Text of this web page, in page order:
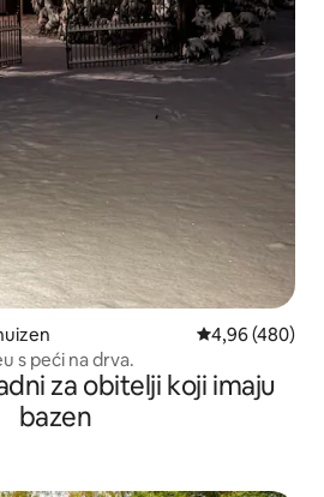
Prosječna
4,96 (480)
s peći na drva.
za obitelji koji imaju
bazen